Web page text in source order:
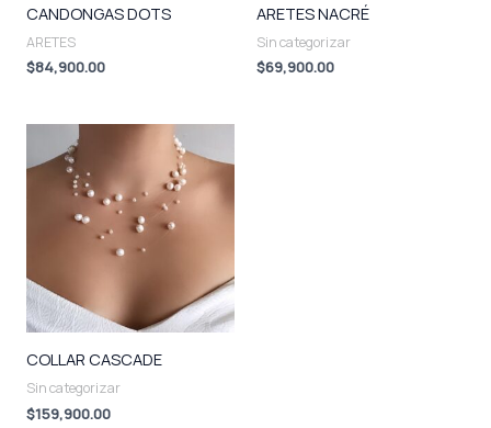
CANDONGAS DOTS
ARETES
$84,900.00
ARETES NACRÉ
Sin categorizar
$69,900.00
COLLAR CASCADE
Sin categorizar
$159,900.00